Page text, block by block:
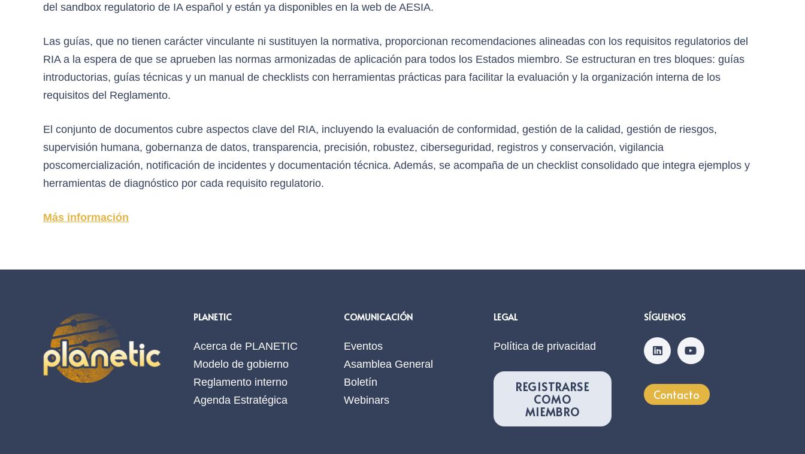
del sandbox regulatorio de IA español y están ya disponibles en la web de AESIA.
Las guías, que no tienen carácter vinculante ni sustituyen la normativa, proporcionan recomendaciones alineadas con los requisitos regulatorios del
RIA a la espera de que se aprueben las normas armonizadas de aplicación para todos los Estados miembro. Se estructuran en tres bloques: guías
introductorias, guías técnicas y un manual de checklists con herramientas prácticas para facilitar la evaluación y la organización interna de los
requisitos del Reglamento.
El conjunto de documentos cubre aspectos clave del RIA, incluyendo la evaluación de conformidad, gestión de la calidad, gestión de riesgos,
supervisión humana, gobernanza de datos, transparencia, precisión, robustez, ciberseguridad, registros y conservación, vigilancia
poscomercialización, notificación de incidentes y documentación técnica. Además, se acompaña de un checklist consolidado que integra ejemplos y
herramientas de diagnóstico por cada requisito regulatorio.
Más información
PLANETIC
Acerca de PLANETIC
Modelo de gobierno
Reglamento interno
Agenda Estratégica
COMUNICACIÓN
Eventos
Asamblea General
Boletín
Webinars
LEGAL
Política de privacidad
REGISTRARSE
COMO
MIEMBRO
SÍGUENOS
Contacto